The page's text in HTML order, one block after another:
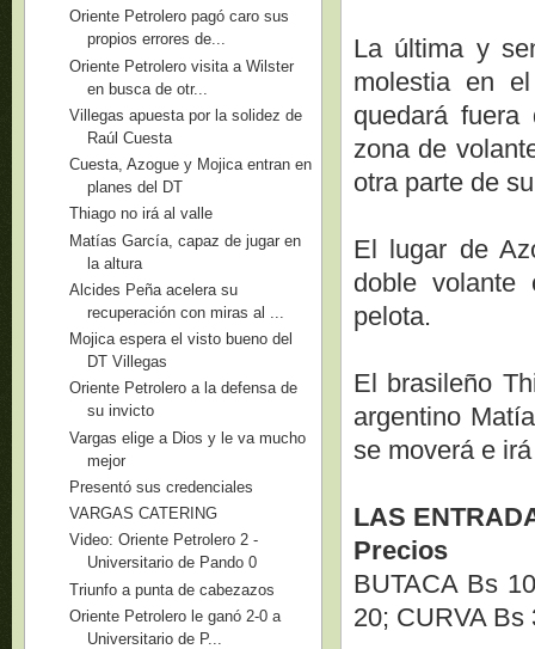
La última y
molestia en
quedará
zona de
otra parte de
El lugar de
doble
pelota.
El brasileño
argentino
se moverá e
LAS
Precios
BUTACA Bs
20; CURVA Bs
Oriente Petrolero pagó caro sus
propios errores de...
Oriente Petrolero visita a Wilster
en busca de otr...
Villegas apuesta por la solidez de
Raúl Cuesta
Cuesta, Azogue y Mojica entran en
planes del DT
Thiago no irá al valle
Matías García, capaz de jugar en
la altura
Alcides Peña acelera su
recuperación con miras al ...
Mojica espera el visto bueno del
DT Villegas
Oriente Petrolero a la defensa de
su invicto
Vargas elige a Dios y le va mucho
mejor
Presentó sus credenciales
VARGAS CATERING
Video: Oriente Petrolero 2 -
Universitario de Pando 0
Triunfo a punta de cabezazos
Oriente Petrolero le ganó 2-0 a
Universitario de P...